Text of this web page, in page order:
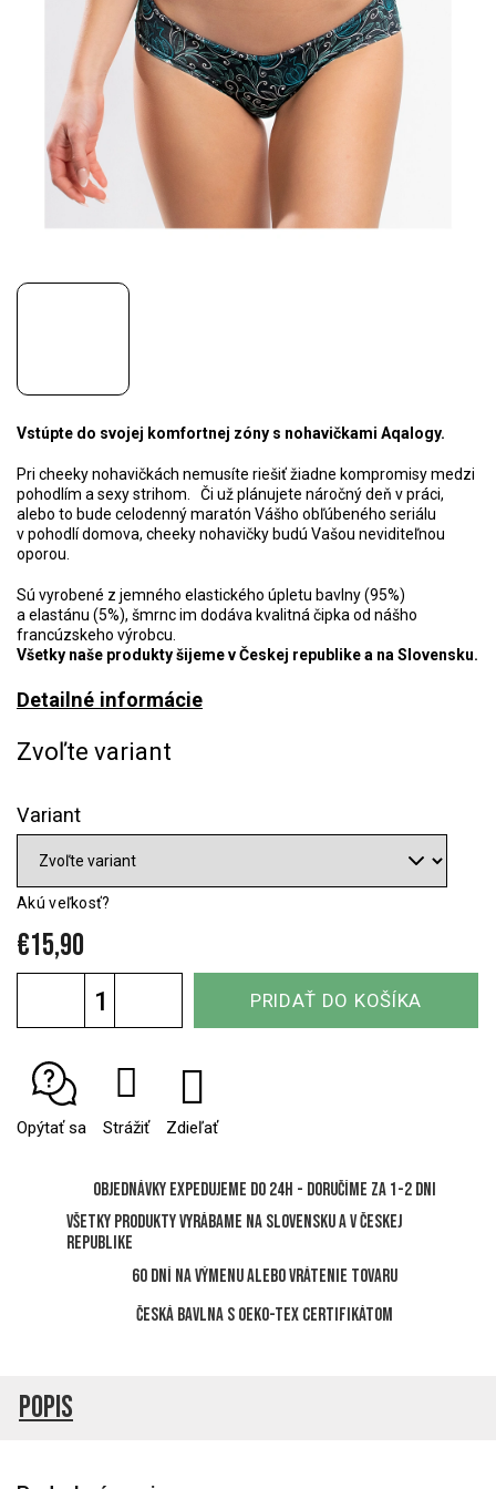
€15,90
Zvoľte variant
Variant
Akú veľkosť?
PRIDAŤ DO KOŠÍKA
Vstúpte do svojej komfortnej zóny s nohavičkami Aqalogy.
Pri cheeky nohavičkách nemusíte riešiť žiadne kompromisy medzi
pohodlím a sexy strihom. Či už plánujete náročný deň v práci,
alebo to bude celodenný maratón Vášho obľúbeného seriálu
v pohodlí domova, cheeky nohavičky budú Vašou neviditeľnou
oporou.
Sú vyrobené z jemného elastického úpletu bavlny (95%)
a elastánu (5%), šmrnc im dodáva kvalitná čipka od nášho
francúzskeho výrobcu.
Všetky naše produkty šijeme v Českej republike a na Slovensku.
Detailné informácie
Opýtať sa Strážiť Zdieľať
Objednávky expedujeme do 24h - Doručíme za 1-2 dni
Všetky produkty vyrábame na Slovensku a v Českej
republike
60 dní na výmenu alebo vrátenie tovaru
Česká bavlna s OEKO-TEX certifikátom
Popis